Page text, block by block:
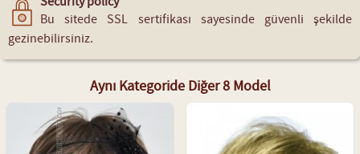
Bu sitede SSL sertifikası sayesinde güvenli şekilde
gezinebilirsiniz.
Aynı Kategoride Diğer 8 Model